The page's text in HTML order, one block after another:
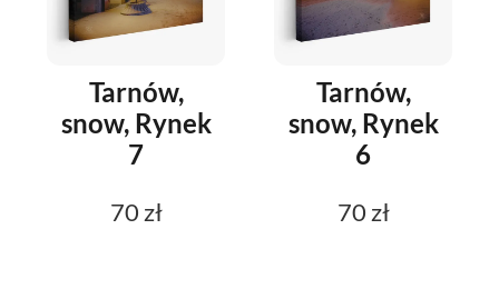
Tarnów,
snow, Rynek
7
70 zł
Tarnów,
snow, Rynek
6
70 zł